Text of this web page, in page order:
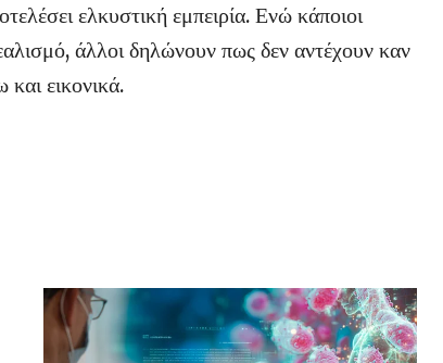
ελκυστική εμπειρία. Ενώ κάποιοι
άλλοι δηλώνουν πως δεν αντέχουν καν
εικονικά.